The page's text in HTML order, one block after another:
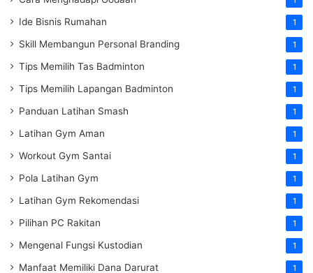
Ide Bisnis Rumahan 1
Skill Membangun Personal Branding 1
Tips Memilih Tas Badminton 1
Tips Memilih Lapangan Badminton 1
Panduan Latihan Smash 1
Latihan Gym Aman 1
Workout Gym Santai 1
Pola Latihan Gym 1
Latihan Gym Rekomendasi 1
Pilihan PC Rakitan 1
Mengenal Fungsi Kustodian 1
Manfaat Memiliki Dana Darurat 1